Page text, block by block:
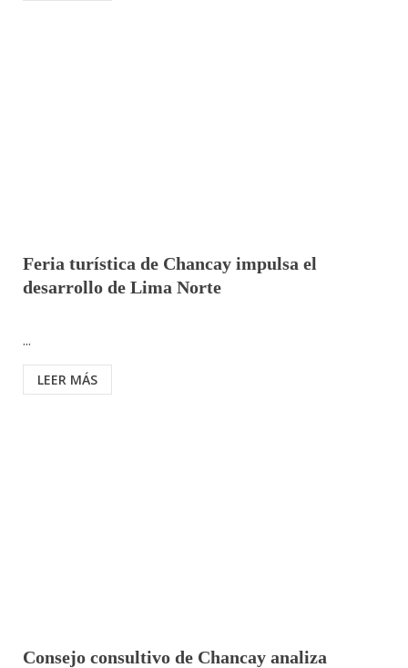
Feria turística de Chancay impulsa el
desarrollo de Lima Norte
...
LEER MÁS
Consejo consultivo de Chancay analiza